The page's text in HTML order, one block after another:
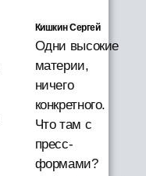
Кишкин Сергей
Одни высокие
материи,
ничего
конкретного.
Что там с
пресс-
формами?